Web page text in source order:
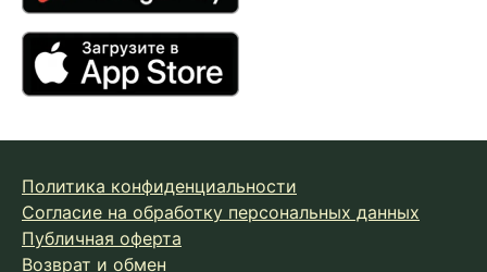
Политика конфиденциальности
Согласие на обработку персональных данных
Публичная оферта
Возврат и обмен